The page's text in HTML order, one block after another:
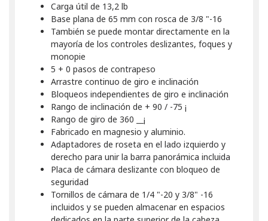
Carga útil de 13,2 lb
Base plana de 65 mm con rosca de 3/8 "-16
También se puede montar directamente en la
mayoría de los controles deslizantes, foques y
monopie
5 + 0 pasos de contrapeso
Arrastre continuo de giro e inclinación
Bloqueos independientes de giro e inclinación
Rango de inclinación de + 90 / -75 ¡
Rango de giro de 360 __¡
Fabricado en magnesio y aluminio.
Adaptadores de roseta en el lado izquierdo y
derecho para unir la barra panorámica incluida
Placa de cámara deslizante con bloqueo de
seguridad
Tornillos de cámara de 1/4 "-20 y 3/8" -16
incluidos y se pueden almacenar en espacios